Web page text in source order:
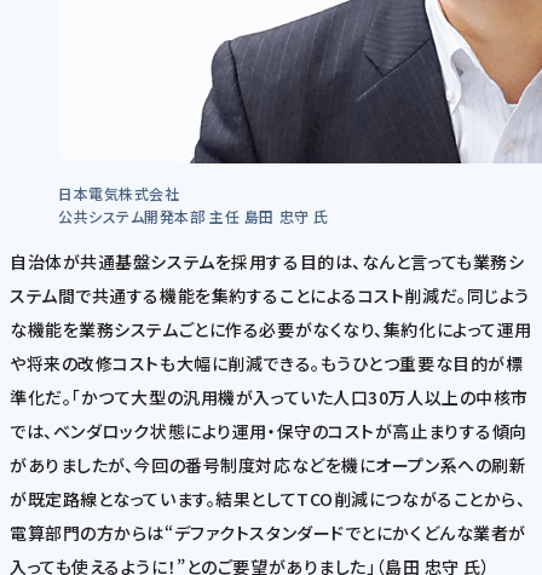
日本電気株式会社
公共システム開発本部 主任 島田 忠守 氏
自治体が共通基盤システムを採用する目的は、なんと言っても業務シ
ステム間で共通する機能を集約することによるコスト削減だ。同じよう
な機能を業務システムごとに作る必要がなくなり、集約化によって運用
や将来の改修コストも大幅に削減できる。もうひとつ重要な目的が標
準化だ。「かつて大型の汎用機が入っていた人口30万人以上の中核市
では、ベンダロック状態により運用・保守のコストが高止まりする傾向
がありましたが、今回の番号制度対応などを機にオープン系への刷新
が既定路線となっています。結果としてTCO削減につながることから、
電算部門の方からは“デファクトスタンダードでとにかくどんな業者が
入っても使えるように！”とのご要望がありました」（島田 忠守 氏）